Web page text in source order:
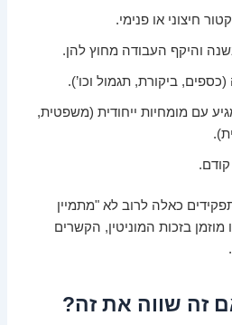
חיצוני או פנימי.
והיקף העבודה מחוץ להן.
ביקורת, תגמול וכו’).
עם מומחיות ייחודית (משפטית,
קודם.
כאלה לרוב לא "מתמיין
בזכות המוניטין, הקשרים
זה שווה את זה?